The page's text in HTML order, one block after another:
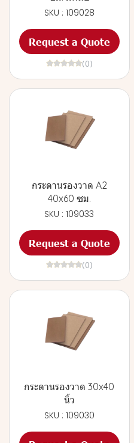
SKU : 109028
Request a Quote
(0)
กระดานรองวาด A2
40x60 ซม.
SKU : 109033
Request a Quote
(0)
กระดานรองวาด 30x40
นิ้ว
SKU : 109030